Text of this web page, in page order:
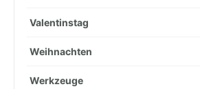
Valentinstag
Weihnachten
Werkzeuge